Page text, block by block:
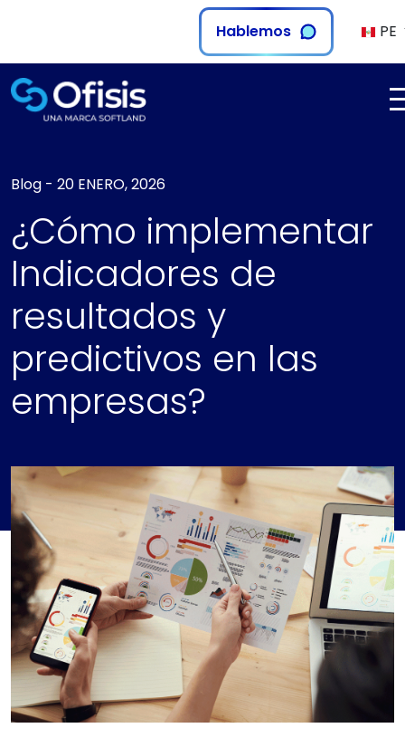
Hablemos PE
Blog - 20 ENERO, 2026
¿Cómo implementar
Indicadores de
resultados y
predictivos en las
empresas?